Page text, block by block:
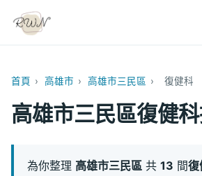
首頁 › 高雄市 › 高雄市三民區 › 復健科
高雄市三民區復健
為你整理 高雄市三民區 共13 間復